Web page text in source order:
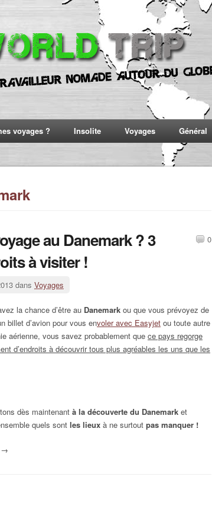
voyages ? Insolite Voyages Général
au Danemark ? 3
à visiter !
dans Voyages
la chance d’être au Danemark ou que vous prévoyez de
billet d’avion pour vous envoler avec Easyjet ou toute autre
aérienne, vous savez probablement que ce pays regorge
d’endroits à découvrir tous plus agréables les uns que les
dès maintenant à la découverte du Danemark et
quels sont les lieux à ne surtout pas manquer !
→
0